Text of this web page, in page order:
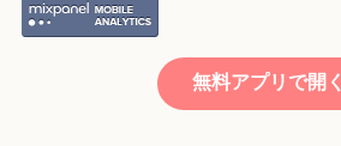
無料アプリで開く